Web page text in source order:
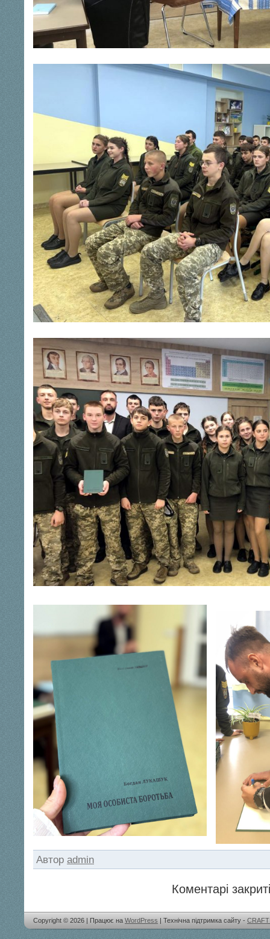
Автор admin
Коментарі
Copyright © 2026 | Працює на WordPress | Технічна підтримка сайту -